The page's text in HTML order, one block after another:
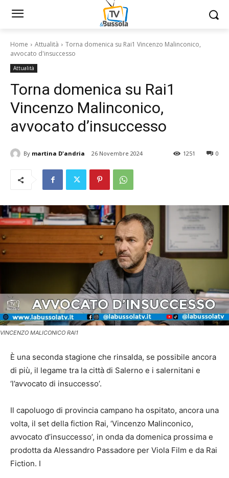
Home Attualità
Torna domenica su Rai1 Vincenzo Malinconico,
avvocato d'insuccesso
Attualità
Torna domenica su Rai1
Vincenzo Malinconico,
avvocato d’insuccesso
By martina D'andria 26 Novembre 2024 0
1251
VINCENZO MALICONICO RAI1
È una seconda stagione che rinsalda, se possibile ancora
di più, il legame tra la città di Salerno e i salernitani e
‘l’avvocato di insuccesso’.
Il capoluogo di provincia campano ha ospitato, ancora una
volta, il set della fiction Rai, ‘Vincenzo Malinconico,
avvocato d’insuccesso’, in onda da domenica prossima e
prodotta da Alessandro Passadore per Viola Film e da Rai
Fiction. I